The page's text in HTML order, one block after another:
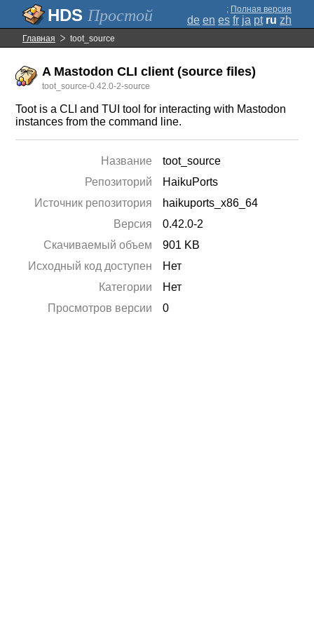
Простой ; Полная версия
de en es fr ja pt ru zh
Главная toot_source
A Mastodon CLI client (source files)
toot_source-0.42.0-2-source
Toot is a CLI and TUI tool for interacting with Mastodon
instances from the command line.
Название
toot_source
Репозиторий
HaikuPorts
Источник репозитория
haikuports_x86_64
Версия
0.42.0-2
Скачиваемый объем
901 KB
Исходный код доступен
Нет
Категории
Нет
Просмотров версии
0